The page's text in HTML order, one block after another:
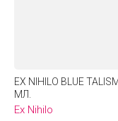
EX NIHILO BLUE
МЛ.
Ex Nihilo